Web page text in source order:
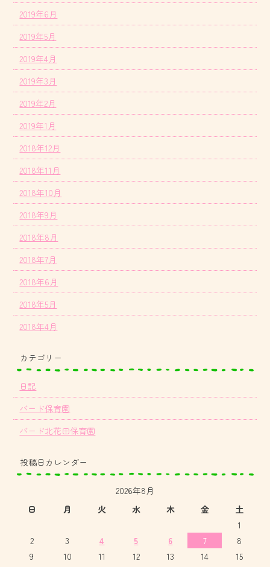
2019年6月
2019年5月
2019年4月
2019年3月
2019年2月
2019年1月
2018年12月
2018年11月
2018年10月
2018年9月
2018年8月
2018年7月
2018年6月
2018年5月
2018年4月
カテゴリー
日記
バード保育園
バード北花田保育園
投稿日カレンダー
2026年8月
日
月 火 水 木 金
土
1
2
3 4 5 6 7
8
9
10 11 12 13 14
15